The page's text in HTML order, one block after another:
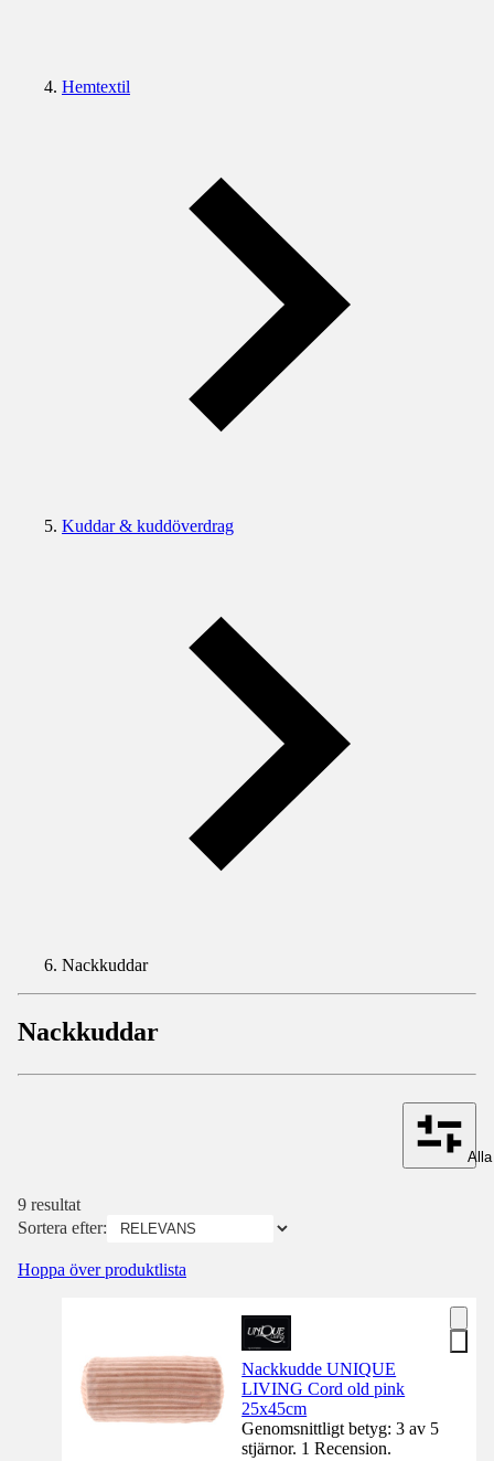
Hemtextil
Kuddar & kuddöverdrag
Nackkuddar
Nackkuddar
9 resultat
Sortera efter:
Hoppa över produktlista
Nackkudde UNIQUE
LIVING Cord old pink
25x45cm
Genomsnittligt betyg: 3 av 5
stjärnor. 1 Recension.